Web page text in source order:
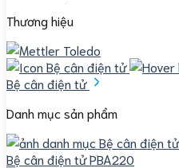
Thương hiệu
Bệ cân điện tử
Danh mục sản phẩm
Bệ cân điện tử PBA220